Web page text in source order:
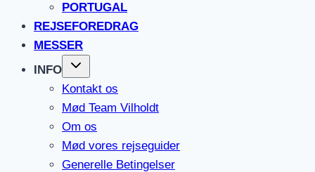
PORTUGAL
REJSEFOREDRAG
MESSER
INFO
Kontakt os
Mød Team Vilholdt
Om os
Mød vores rejseguider
Generelle Betingelser